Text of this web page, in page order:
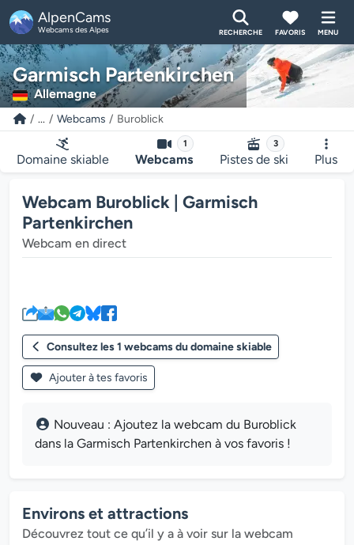
AlpenCams
Webcams des Alpes RECHERCHE FAVORIS MENU
Garmisch Partenkirchen
Allemagne
... Webcams Buroblick
Domaine skiable
1
Webcams
3
Pistes de ski Plus
Webcam Buroblick | Garmisch
Partenkirchen
Webcam en direct
Consultez les 1 webcams du domaine skiable
Ajouter à tes favoris
Nouveau : Ajoutez la webcam du Buroblick
dans la Garmisch Partenkirchen à vos favoris !
Environs et attractions
Découvrez tout ce qu’il y a à voir sur la webcam